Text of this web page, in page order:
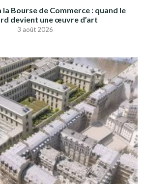
la Bourse de Commerce : quand le
devient une œuvre d’art
3 août 2026